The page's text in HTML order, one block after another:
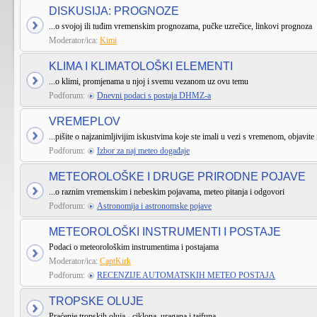
DISKUSIJA: PROGNOZE
...o svojoj ili tuđim vremenskim prognozama, pučke uzrečice, linkovi prognoza
Moderator/ica: Kimi
KLIMA I KLIMATOLOŠKI ELEMENTI
...o klimi, promjenama u njoj i svemu vezanom uz ovu temu
Podforum:
Dnevni podaci s postaja DHMZ-a
VREMEPLOV
...pišite o najzanimljivijim iskustvima koje ste imali u vezi s vremenom,
Podforum:
Izbor za naj meteo događaje
METEOROLOŠKE I DRUGE PRIRODNE POJAVE
...o raznim vremenskim i nebeskim pojavama, meteo pitanja i odgovori
Podforum:
Astronomija i astronomske pojave
METEOROLOŠKI INSTRUMENTI I POSTAJE
Podaci o meteorološkim instrumentima i postajama
Moderator/ica: CaptKirk
Podforum:
RECENZIJE AUTOMATSKIH METEO POSTAJA
TROPSKE OLUJE